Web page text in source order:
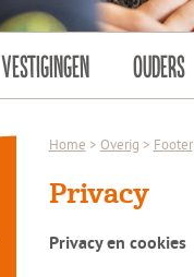
VESTIGINGEN OUDERS
Home > Overig > Footer
Privacy
Privacy en cookies